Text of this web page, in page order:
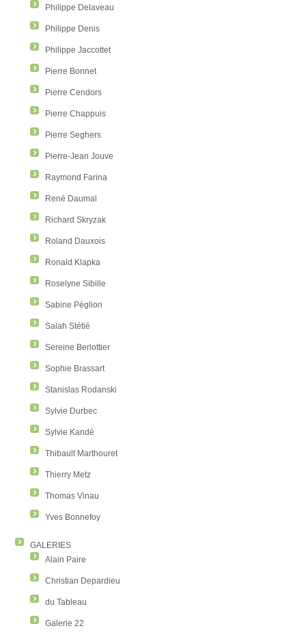
Philippe Delaveau
Philippe Denis
Philippe Jaccottet
Pierre Bonnet
Pierre Cendors
Pierre Chappuis
Pierre Seghers
Pierre-Jean Jouve
Raymond Farina
René Daumal
Richard Skryzak
Roland Dauxois
Ronald Klapka
Roselyne Sibille
Sabine Péglion
Salah Stétié
Sereine Berlottier
Sophie Brassart
Stanislas Rodanski
Sylvie Durbec
Sylvie Kandé
Thibault Marthouret
Thierry Metz
Thomas Vinau
Yves Bonnefoy
GALERIES
Alain Paire
Christian Depardieu
du Tableau
Galerie 22